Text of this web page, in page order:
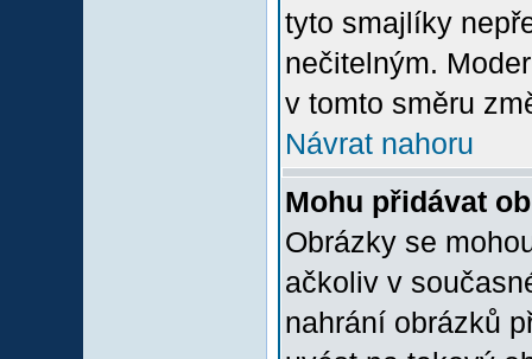
tyto smajlíky
nečitelným.
v tomto směru
Návrat nahoru
Mohu přidávat
Obrázky se
ačkoliv v
nahrání obrázků